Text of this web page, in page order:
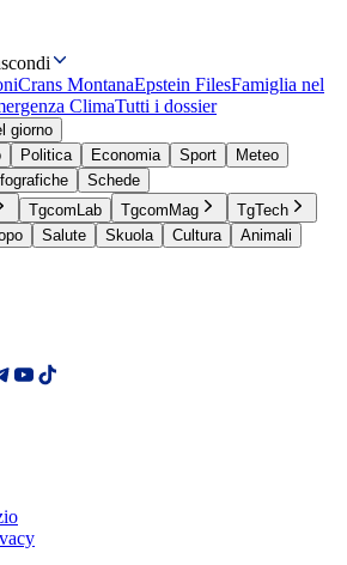
Crans MontanaEpstein FilesFamiglia nel
ClimaTutti i dossier
giorno
Politica Economia Sport
Meteo
Schede
TgcomLab TgcomMag
TgTech
Salute Skuola Cultura
Animali